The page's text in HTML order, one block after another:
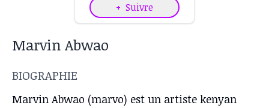
+ Suivre
Marvin Abwao
BIOGRAPHIE
Marvin Abwao (marvo) est un artiste kenyan